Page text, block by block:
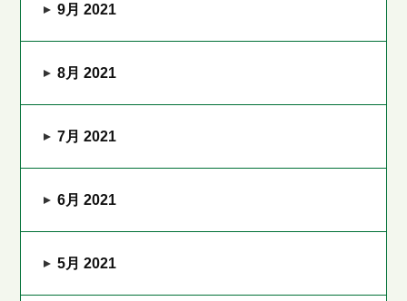
9月 2021
8月 2021
7月 2021
6月 2021
5月 2021